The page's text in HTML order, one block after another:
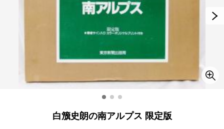
白籏史朗の南アルプス 限定版